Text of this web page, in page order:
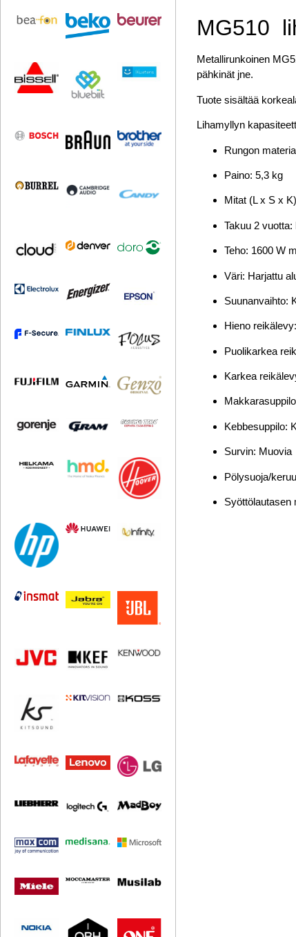
MG510
Metallirunkoinen
pähkinät jne.
Tuote sisältää
Lihamyllyn
Rungon
Paino: 5,3 kg
Mitat (L x S x
Takuu 2 vuotta:
Teho: 1600 W
Väri: Harjattu
Suunanvaihto:
Hieno
Puolikarkea
Karkea
Kebbesuppilo:
Survin: Muovia
Pölysuoja/
Syöttölautasen